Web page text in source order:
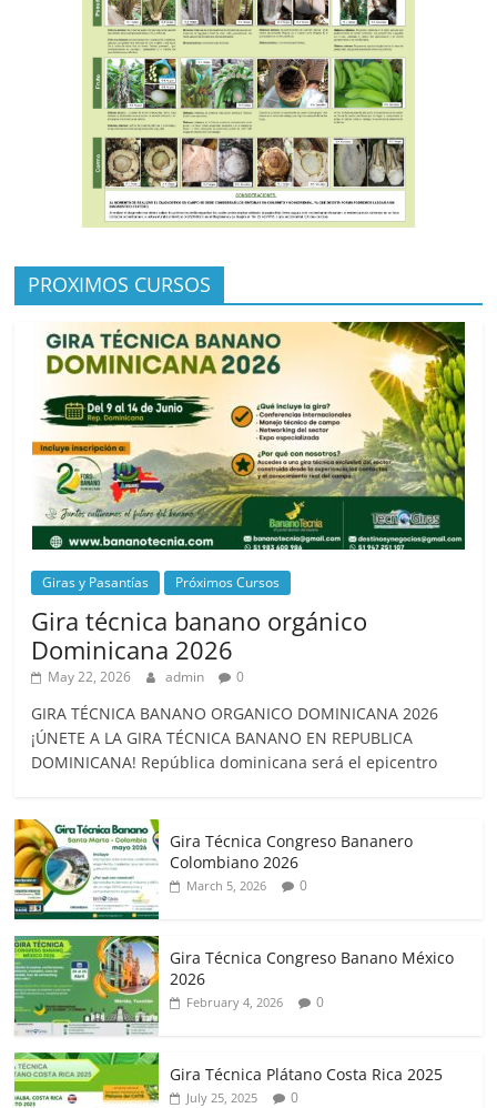
PROXIMOS CURSOS
Giras y Pasantías Próximos Cursos
Gira técnica banano orgánico
Dominicana 2026
May 22, 2026 admin 0
GIRA TÉCNICA BANANO ORGANICO DOMINICANA 2026
¡ÚNETE A LA GIRA TÉCNICA BANANO EN REPUBLICA
DOMINICANA! República dominicana será el epicentro
Gira Técnica Congreso Bananero
Colombiano 2026
March 5, 2026 0
Gira Técnica Congreso Banano México
2026
February 4, 2026 0
Gira Técnica Plátano Costa Rica 2025
July 25, 2025 0